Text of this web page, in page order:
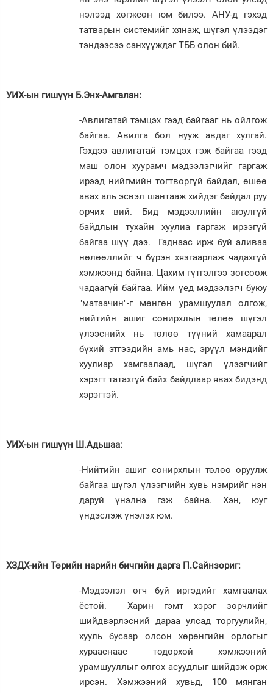
нэлээд хөгжсөн юм билээ. АНУ-д гэхэд
татварын системийг хянаж, шүгэл үлээдэг
тэндээсээ санхүүждэг ТББ олон бий.
УИХ-ын гишүүн Б.Энх-Амгалан:
-Авлигатай тэмцэх гээд байгааг нь ойлгож
байгаа. Авилга бол нууж авдаг хулгай.
Гэхдээ авлигатай тэмцэх гэж байгаа гээд
маш олон хуурамч мэдээлэгчийг гаргаж
ирээд нийгмийн тогтворгүй байдал, өшөө
авах аль эсвэл шантааж хийдэг байдал руу
орчих вий. Бид мэдээллийн аюулгүй
байдлын тухайн хуулиа гаргаж ирээгүй
байгаа шүү дээ. Гаднаас ирж буй аливаа
нөлөөллийг ч бүрэн хязгаарлаж чадахгүй
хэмжээнд байна. Цахим гүтгэлгээ зогсоож
чадаагүй байгаа. Ийм үед мэдээлэгч буюу
"матаачин"-г мөнгөн урамшуулал олгож,
нийтийн ашиг сонирхлын төлөө шүгэл
үлээснийх нь төлөө түүний хамаарал
бүхий этгээдийн амь нас, эрүүл мэндийг
хуулиар хамгаалаад, шүгэл үлээгчийг
хэрэгт татахгүй байх байдлаар явах бидэнд
хэрэгтэй.
УИХ-ын гишүүн Ш.Адьшаа:
-Нийтийн ашиг сонирхлын төлөө оруулж
байгаа шүгэл үлээгчийн хувь нэмрийг нэн
даруй үнэлнэ гэж байна. Хэн, юуг
үндэслэж үнэлэх юм.
ХЗДХ-ийн Төрийн нарийн бичгийн дарга П.Сайнзориг:
-Мэдээлэл өгч буй иргэдийг хамгаалах
ёстой. Харин гэмт хэрэг зөрчлийг
шийдвэрлэсний дараа улсад торгуулийн,
хууль бусаар олсон хөрөнгийн орлогыг
хурааснаас тодорхой хэмжээний
урамшууллыг олгох асуудлыг шийдэж орж
ирсэн. Хэмжээний хувьд, 100 мянган